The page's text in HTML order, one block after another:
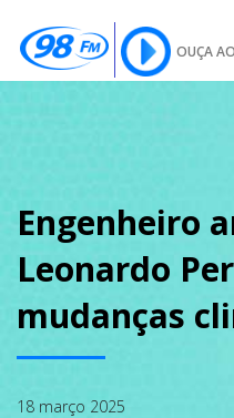
OUÇA
SOBRE
Engenheiro
Leonardo
mudanças
18 março 2025